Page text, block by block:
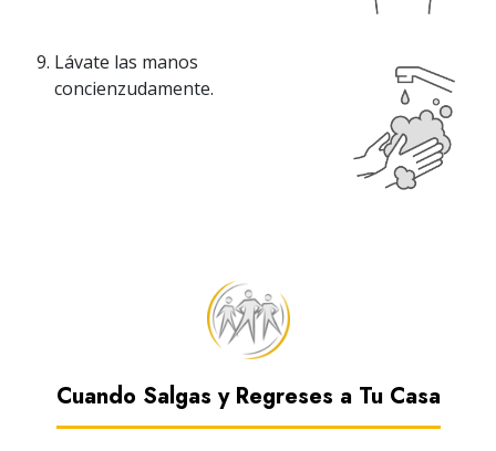
Lávate las manos
concienzudamente.
Cuando Salgas y Regreses a Tu Casa